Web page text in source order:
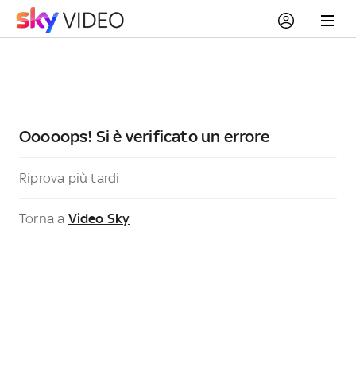
Ooooops! Si è verificato un errore
Riprova più tardi
Torna a Video Sky